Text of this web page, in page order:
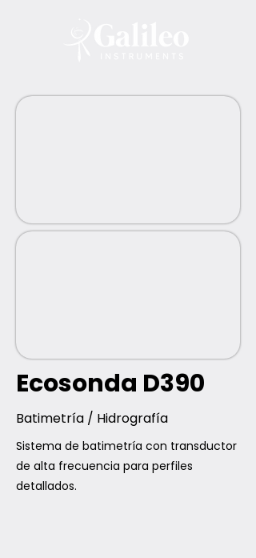
Ecosonda D390
Batimetría / Hidrografía
Sistema de batimetría con transductor
de alta frecuencia para perfiles
detallados.